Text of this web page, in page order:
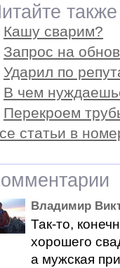
Кашу сварим?
Запрос на
Ударил по
В чем
Перекроем
статьи в
Владимир
Так-то,
хорошего
а мужская